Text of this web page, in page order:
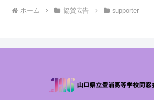
ホーム 協賛広告 supporter